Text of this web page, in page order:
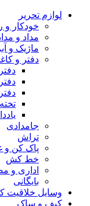
لوازم تحریر
خودکار و
مداد و
ماژیک و
دفتر و
جامدادی
تراش
پاک کن و
خط کش
اداری و
بایگانی
وسایل خلاقیت
کیف و ساک